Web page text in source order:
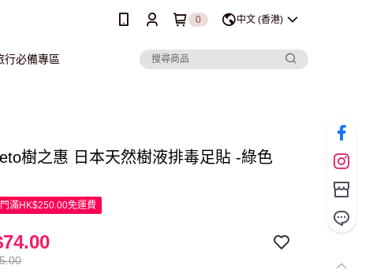
0 中文 (香港)
行必備專區
樹之惠 日本天然樹液排毒足貼 -綠色
滿HK$250.00免運費